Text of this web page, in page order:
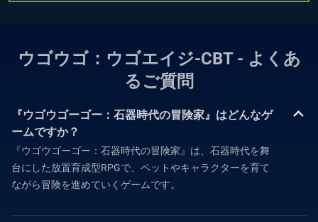
ウゴウゴ：ウゴエイジ-CBT - よくあ
るご質問
『ウゴウゴーゴー：石器時代の冒険家』はどんなゲ
ームですか？
『ウゴウゴーゴー：石器時代の冒険家』は、石器時代を舞
台にした放置育成型RPGで、ペットやキャラクターを育て
ながら冒険を進めていくゲームです。